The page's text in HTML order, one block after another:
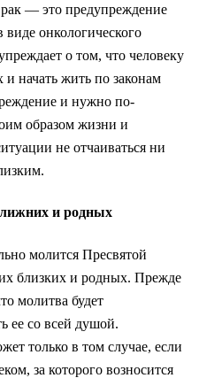
— это предупреждение
онкологического
о том, что человеку
и начать жить по законам
и нужно по-
образом жизни и
не отчаиваться ни
и родных
молится Пресвятой
близких и родных. Прежде
молитва будет
ее со всей душой.
только в том случае, если
за которого возносится